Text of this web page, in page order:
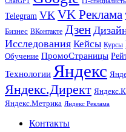
Telegram VK VK Реклама
Бизнес ВКонтакте Дзен
Исследования Кейсы Курсы
Обучение ПромоСтраницы
Технологии Яндекс
Яндекс.Директ
Яндекс.Метрика Яндекс Реклама
Контакты